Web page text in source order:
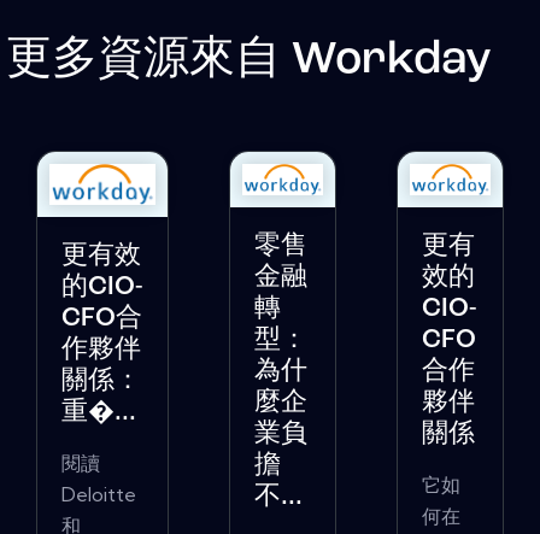
更多資源來自 Workday
更有效
的CIO-
CFO合
作夥伴
關係：
重�...
閱讀
Deloitte
和
零售
金融
轉
型：
為什
麼企
業負
擔
不...
更有
效的
CIO-
CFO
合作
夥伴
關係
它如
何在